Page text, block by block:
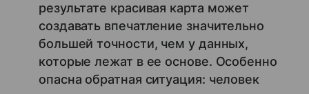
результате красивая карта может
создавать впечатление значительно
большей точности, чем у данных,
которые лежат в ее основе. Особенно
опасна обратная ситуация: человек